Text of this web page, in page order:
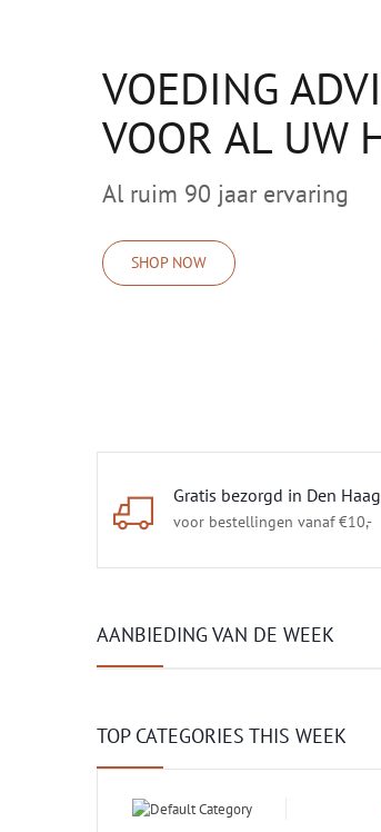
Gratis bezorgd in Den Haag
voor bestellingen vanaf €10,-
AANBIEDING VAN DE WEEK
TOP CATEGORIES THIS WEEK